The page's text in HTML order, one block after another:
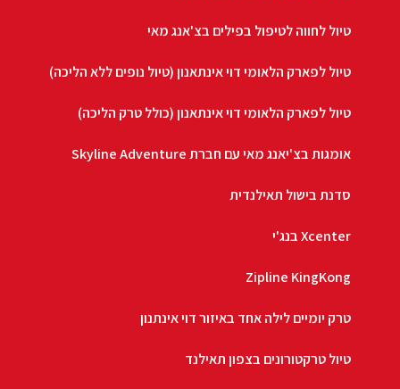
טיול לחווה לטיפול בפילים בצ'אנג מאי
טיול לפארק הלאומי דוי אינתאנון (טיול נופים ללא הליכה)
טיול לפארק הלאומי דוי אינתאנון (כולל טרק הליכה)
אומגות בצ'יאנג מאי עם חברת Skyline Adventure
סדנת בישול תאילנדית
Xcenter בנג'י
Zipline KingKong
טרק יומיים לילה אחד באיזור דוי אינתנון
טיול טרקטורונים בצפון תאילנד